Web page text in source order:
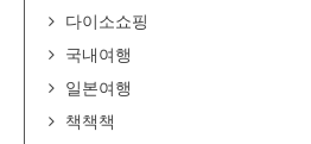
다이소쇼핑
국내여행
일본여행
책책책